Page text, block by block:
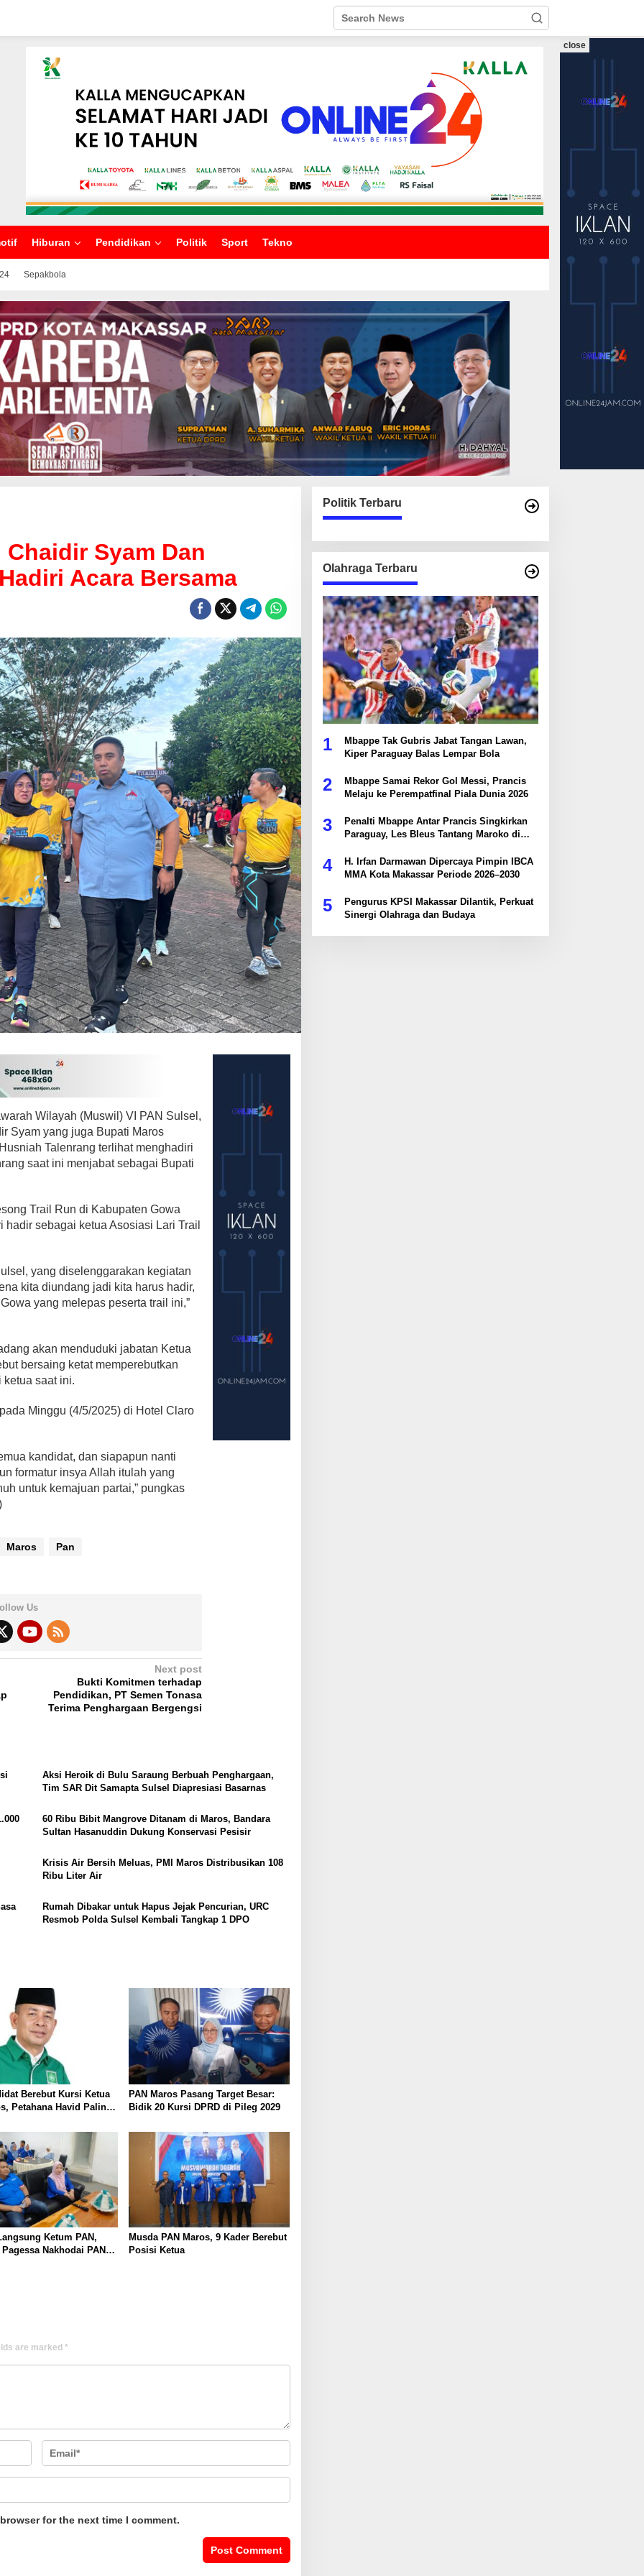
Hiburan Pendidikan Politik Sport Tekno
Sepakbola
close
Syam Dan
Acara Bersama
Wilayah (Muswil) VI PAN Sulsel,
Syam yang juga Bupati Maros
Talenrang terlihat menghadiri
saat ini menjabat sebagai Bupati
Trail Run di Kabupaten Gowa
sebagai ketua Asosiasi Lari Trail
yang diselenggarakan kegiatan
kita diundang jadi kita harus hadir,
yang melepas peserta trail ini,”
akan menduduki jabatan Ketua
bersaing ketat memperebutkan
saat ini.
Minggu (4/5/2025) di Hotel Claro
kandidat, dan siapapun nanti
formatur insya Allah itulah yang
untuk kemajuan partai,” pungkas
Maros Pan
Us
Next post
Bukti Komitmen terhadap
Pendidikan, PT Semen Tonasa
Terima Penghargaan Bergengsi
Aksi Heroik di Bulu Saraung Berbuah Penghargaan,
Tim SAR Dit Samapta Sulsel Diapresiasi Basarnas
60 Ribu Bibit Mangrove Ditanam di Maros, Bandara
Sultan Hasanuddin Dukung Konservasi Pesisir
Krisis Air Bersih Meluas, PMI Maros Distribusikan 108
Ribu Liter Air
Rumah Dibakar untuk Hapus Jejak Pencurian, URC
Resmob Polda Sulsel Kembali Tangkap 1 DPO
Berebut Kursi Ketua
Petahana Havid Paling
PAN Maros Pasang Target Besar:
Bidik 20 Kursi DPRD di Pileg 2029
Ketum PAN,
Nakhodai PAN
Musda PAN Maros, 9 Kader Berebut
Posisi Ketua
are marked *
for the next time I comment.
Politik Terbaru
Olahraga Terbaru
1
Mbappe Tak Gubris Jabat Tangan Lawan,
Kiper Paraguay Balas Lempar Bola
2
Mbappe Samai Rekor Gol Messi, Prancis
Melaju ke Perempatfinal Piala Dunia 2026
3
Penalti Mbappe Antar Prancis Singkirkan
Paraguay, Les Bleus Tantang Maroko di
4
H. Irfan Darmawan Dipercaya Pimpin IBCA
MMA Kota Makassar Periode 2026–2030
5
Pengurus KPSI Makassar Dilantik, Perkuat
Sinergi Olahraga dan Budaya